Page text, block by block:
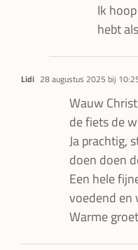
Ik
hebt
Lidi 28 augustus 2025 bij
Wauw
de fiets de
Ja prachtig,
doen doen
Een hele
voedend en
Warme